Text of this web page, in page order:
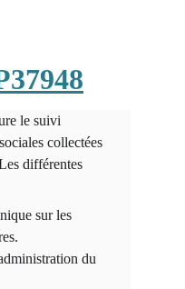
le suivi
collectées
différentes
sur les
du